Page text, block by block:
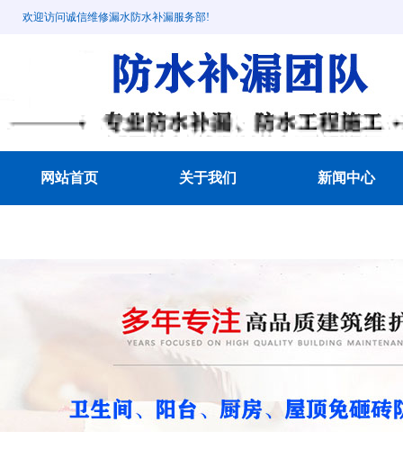
欢迎访问诚信维修漏水防水补漏服务部!
网站首页 关于我们 新闻中心